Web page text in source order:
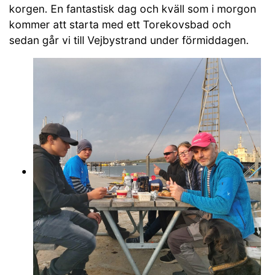
korgen. En fantastisk dag och kväll som i morgon
kommer att starta med ett Torekovsbad och
sedan går vi till Vejbystrand under förmiddagen.